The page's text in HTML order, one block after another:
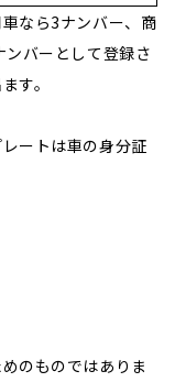
なら3ナンバー、商
バーとして登録さ
す。
ートは車の身分証
のものではありま